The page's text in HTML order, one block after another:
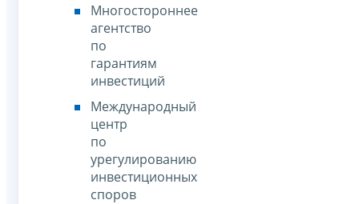
Многостороннее
агентство
по
гарантиям
инвестиций
Международный
центр
по
урегулированию
инвестиционных
споров